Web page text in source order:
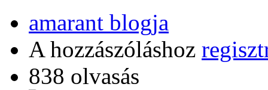
amarant blogja
A hozzászóláshoz
838 olvasás